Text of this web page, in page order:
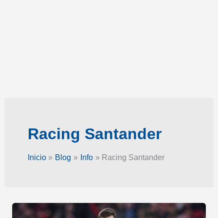
Racing Santander
Inicio Blog Info Racing Santander